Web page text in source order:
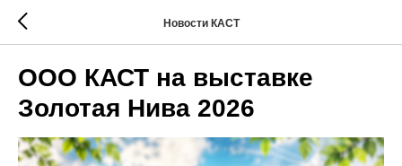
Новости КАСТ
ООО КАСТ на выставке
Золотая Нива 2026